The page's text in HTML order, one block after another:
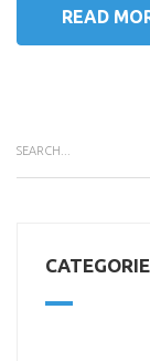
READ